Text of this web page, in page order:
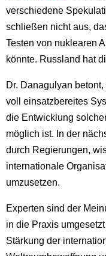
verschiedene
schließen nicht aus,
Testen von nuklearen
könnte. Russland hat
Dr. Danagulyan
voll einsatzbereites
die Entwicklung
möglich ist. In der
durch Regierungen,
internationale
umzusetzen.
Experten sind der
in die Praxis
Stärkung der